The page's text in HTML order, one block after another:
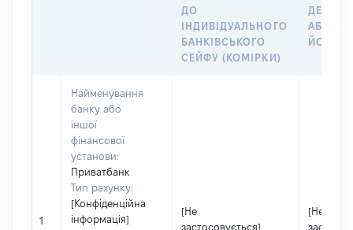
ДО
ІНДИВІДУАЛЬНОГО
БАНКІВСЬКОГО
СЕЙФУ (КОМІРКИ)
АБО
ЙОГО
1
Найменування
банку або
іншої
фінансової
установи:
Приватбанк
Тип рахунку:
[Конфіденційна
інформація]
[Не
застосовується]
[Не